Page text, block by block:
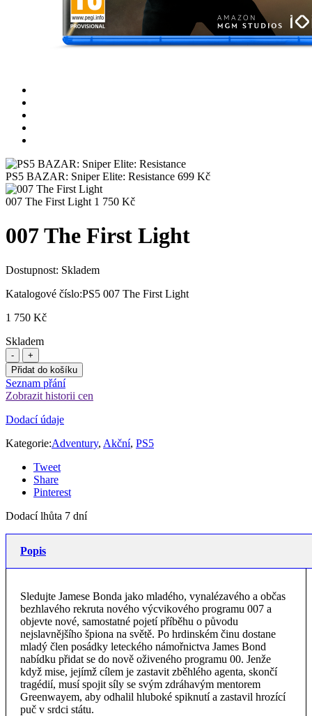
PS5 BAZAR: Sniper Elite: Resistance 699 Kč
007 The First Light 1 750 Kč
007 The First Light
Dostupnost: Skladem
Katalogové číslo:PS5 007 The First Light
1 750 Kč
Skladem
Přidat do košíku
Seznam přání
Zobrazit historii cen
Dodací údaje
Kategorie:Adventury, Akční, PS5
Tweet
Share
Pinterest
Dodací lhůta 7 dní
Popis
Sledujte Jamese Bonda jako mladého, vynalézavého a občas
bezhlavého rekruta nového výcvikového programu 007 a
objevte nové, samostatné pojetí příběhu o původu
nejslavnějšího špiona na světě. Po hrdinském činu dostane
mladý člen posádky leteckého námořnictva James Bond
nabídku přidat se do nově oživeného programu 00. Jenže
když mise, jejímž cílem je zastavit zběhlého agenta, skončí
tragédií, musí spojit síly se svým zdráhavým mentorem
Greenwayem, aby odhalil hluboké spiknutí a zastavil hrozící
puč v srdci státu.